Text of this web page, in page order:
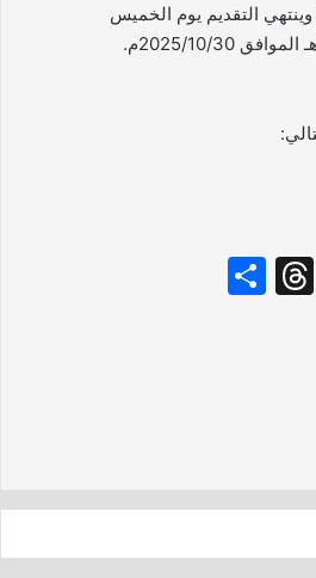
وينتهي التقديم يوم الخميس
W
T